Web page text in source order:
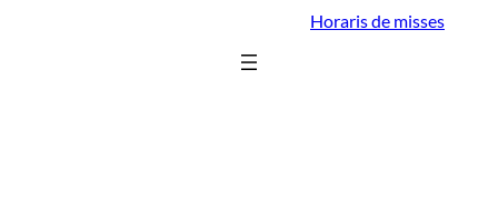
Horaris de misses